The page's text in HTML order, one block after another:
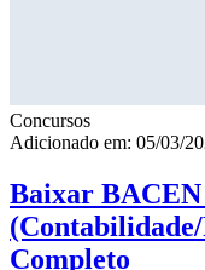
Concursos
Adicionado em: 05/03/
Baixar
Completo